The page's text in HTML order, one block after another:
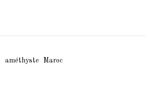
améthyste Maroc